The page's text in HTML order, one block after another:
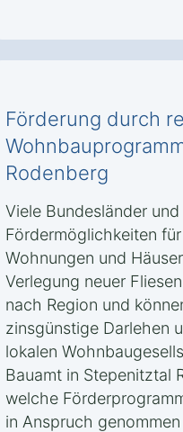
Förderung durch
Rodenberg
Viele Bundesländer
Fördermöglichkeiten
Wohnungen und
Verlegung neuer
nach Region und
zinsgünstige Darlehen
lokalen
Bauamt in Stepenitztal
welche
in Anspruch